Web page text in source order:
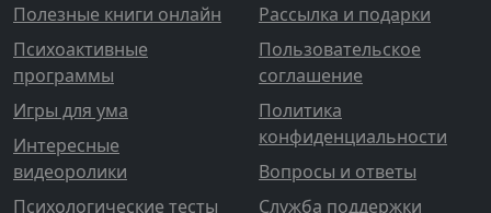
Полезные книги онлайн
Психоактивные
программы
Игры для ума
Интересные
видеоролики
Психологические тесты
Рассылка и подарки
Пользовательское
соглашение
Политика
конфиденциальности
Вопросы и ответы
Служба поддержки